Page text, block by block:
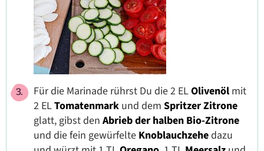
Für die Marinade rührst Du die 2 ELOlivenöl mit
2 ELTomatenmark und dem Spritzer Zitrone
glatt, gibst den Abrieb der halben Bio-Zitrone
und die fein gewürfelte Knoblauchzehedazu